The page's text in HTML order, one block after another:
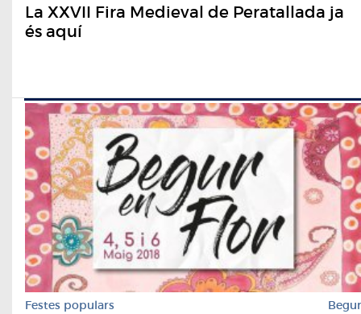
La XXVII Fira Medieval de Peratallada ja
és aquí
Festes populars Begur